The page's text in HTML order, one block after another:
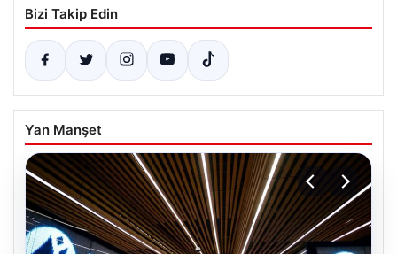
Bizi Takip Edin
Yan Manşet